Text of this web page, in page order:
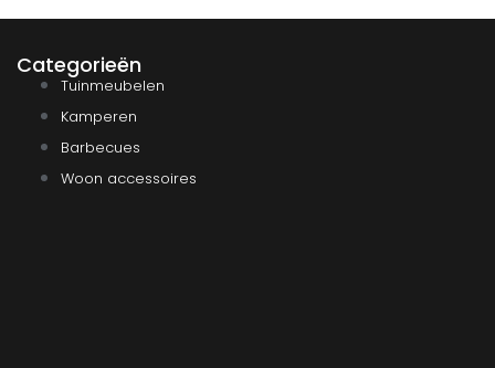
Categorieën
Tuinmeubelen
Kamperen
Barbecues
Woon accessoires